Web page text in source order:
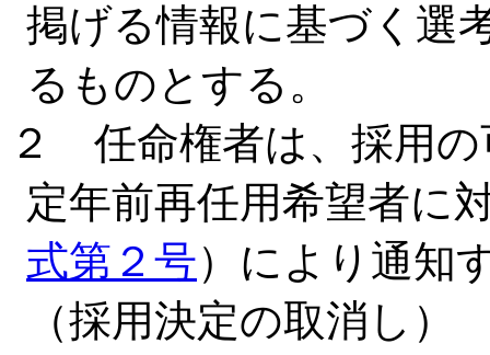
掲げる情報に基づく選
るものとする。
２ 任命権者は、採用
定年前再任用希望者に
式第２号）により通知
（採用決定の取消し）